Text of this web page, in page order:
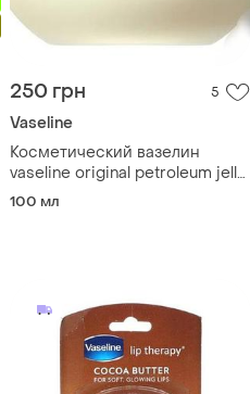
250 грн 5
Vaseline
Косметический вазелин
vaseline original petroleum jelly,
100 мл
100 мл